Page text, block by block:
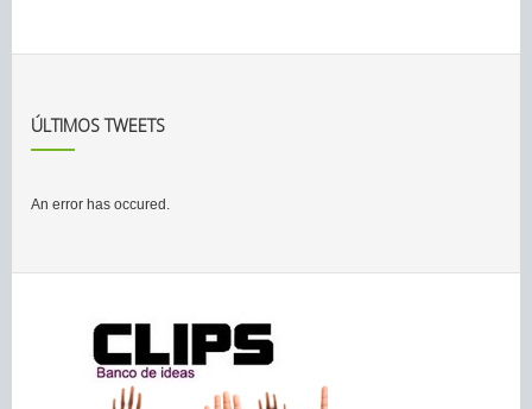
ÚLTIMOS TWEETS
An error has occured.